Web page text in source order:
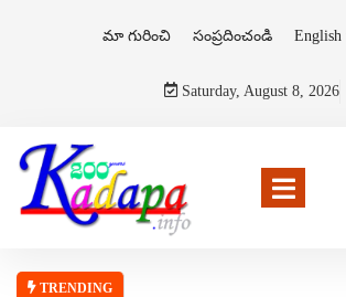
మా గురించి సంప్రదించండి English
Saturday, August 8, 2026
TRENDING